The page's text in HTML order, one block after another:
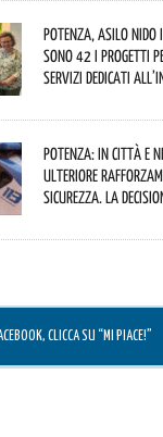
Potenza, asilo
sono 42 i progetti
servizi dedicati
Potenza: in città e
ulteriore
sicurezza. La
CLICCA SU “MI PIACE!”